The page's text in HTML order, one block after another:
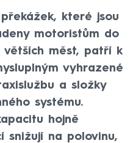
které jsou
motoristům do
větších měst, patří k
vyhrazené
a složky
systému.
hojně
snižují na polovinu,